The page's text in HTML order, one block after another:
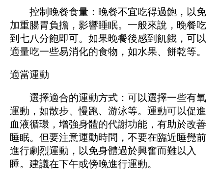
控制晚餐食量：晚餐不宜吃得過飽，以免
加重腸胃負擔，影響睡眠。一般來說，晚餐吃
到七八分飽即可。如果晚餐後感到飢餓，可以
適量吃一些易消化的食物，如水果、餅乾等。
適當運動
選擇適合的運動方式：可以選擇一些有氧
運動，如散步、慢跑、游泳等。運動可以促進
血液循環，增強身體的代謝功能，有助於改善
睡眠。但要注意運動時間，不要在臨近睡覺前
進行劇烈運動，以免身體過於興奮而難以入
睡。建議在下午或傍晚進行運動。